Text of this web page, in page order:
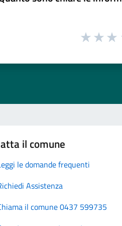
il comune
le domande frequenti
Assistenza
il comune 0437 599735